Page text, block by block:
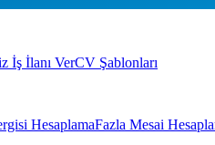
İş İlanı VerCV Şablonları
HesaplamaFazla Mesai